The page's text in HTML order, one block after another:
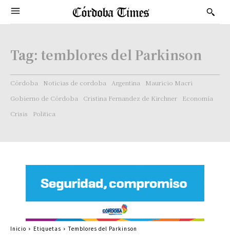
Tag: temblores del Parkinson
Córdoba Noticias de cordoba Argentina
Mauricio Macri
Gobierno de Córdoba
Cristina Fernandez de Kirchner
Economía
Crisis
Politica
Inicio Etiquetas Temblores del Parkinson